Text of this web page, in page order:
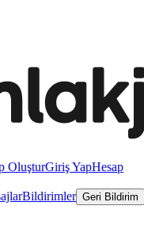
OluşturGiriş YapHesap
Bildirimler Geri Bildirim